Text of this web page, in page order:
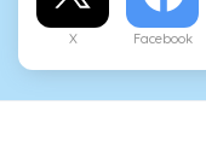
X Facebook